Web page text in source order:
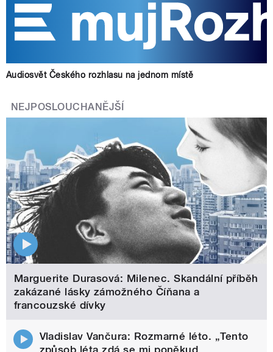
Audiosvět Českého rozhlasu na jednom místě
NEJPOSLOUCHANĚJŠÍ
Marguerite Durasová: Milenec. Skandální příběh
zakázané lásky zámožného Číňana a
francouzské dívky
Vladislav Vančura: Rozmarné léto. „Tento
způsob léta zdá se mi poněkud